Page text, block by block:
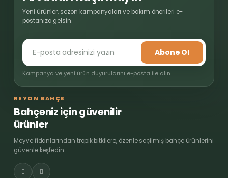
Yeni ürünler, sezon kampanyaları ve bakım önerileri e-
postanıza gelsin.
Abone Ol
Kampanya ve yeni ürün duyurularını e-posta ile alın.
REYON BAHÇE
Bahçeniz için güvenilir
ürünler
Meyve fidanlarından tropik bitkilere, özenle seçilmiş bahçe ürünlerini
güvenle keşfedin.